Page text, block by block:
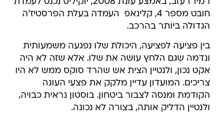
חובט מספר 4, קלינאפ  העמדה בעלת הפרסטיז'ה
הגדולה ביותר בהרכב.
בין פציעה לפציעה, היכולת שלו נפגעה משמעותית
ונדמה שגם הלחץ עושה את שלו. אלא שזה לא היה
אקט נכון, ולנטיין הצית אש שהרד סוקס ממש לא היו
צריכים. המועדון עדיין מלקק את פצעי העונה
הקודמת ומנסה לצבור ביטחון. בוסטון נראית כבויה,
ולנטיין הדליק אותה, בצורה לא נכונה.